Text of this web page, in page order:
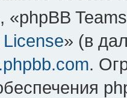
«phpBB
» (в
.